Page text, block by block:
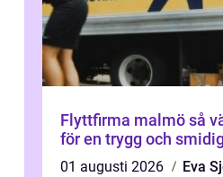
Flyttfirma malmö så väljer du rätt hjälp
för en trygg och
01 augusti 2026
Eva